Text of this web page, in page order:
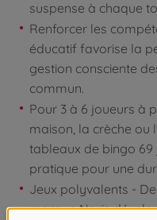
suspense à chaque
Renforcer les
éducatif favorise la
gestion consciente
commun.
Pour 3 à 6 joueurs à
maison, la crèche ou
tableaux de bingo 69
pratique pour une
Jeux polyvalents -
marque Noris